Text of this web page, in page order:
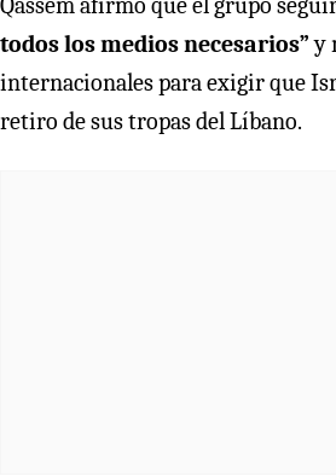
todos los medios necesarios”y
internacionales para exigir que
retiro de sus tropas del Líbano.